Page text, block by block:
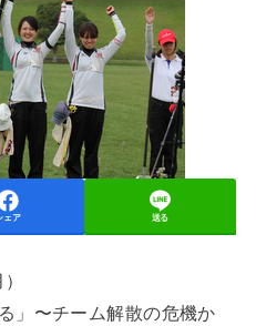
ェア 送る
」〜チーム解散の危機か